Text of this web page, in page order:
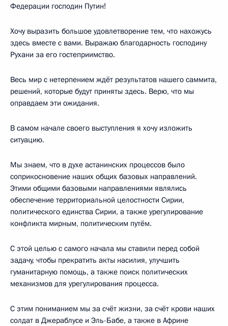
Федерации господин Путин!
Хочу выразить большое удовлетворение тем, что нахожусь
здесь вместе с вами. Выражаю благодарность господину
Рухани за его гостеприимство.
Весь мир с нетерпением ждёт результатов нашего саммита,
решений, которые будут приняты здесь. Верю, что мы
оправдаем эти ожидания.
В самом начале своего выступления я хочу изложить
ситуацию.
Мы знаем, что в духе астанинских процессов было
соприкосновение наших общих базовых направлений.
Этими общими базовыми направлениями являлись
обеспечение территориальной целостности Сирии,
политического единства Сирии, а также урегулирование
конфликта мирным, политическим путём.
С этой целью с самого начала мы ставили перед собой
задачу, чтобы прекратить акты насилия, улучшить
гуманитарную помощь, а также поиск политических
механизмов для урегулирования процесса.
С этим пониманием мы за счёт жизни, за счёт крови наших
солдат в Джераблусе и Эль-Бабе, а также в Африне